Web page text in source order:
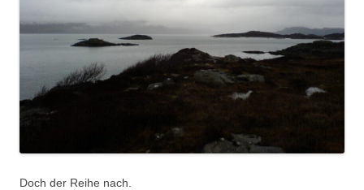
Doch der Reihe nach.